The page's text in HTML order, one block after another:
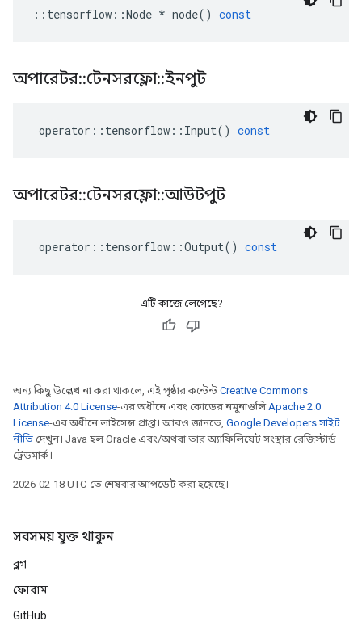
:: tensorflow ::Node * node() const
অপারেটর::টেনসরফ্লো::ইনপুট
operator :: tensorflow :: Input() const
অপারেটর::টেনসরফ্লো::আউটপুট
operator :: tensorflow ::Output() const
এটি কাজে লেগেছে?
অন্য কিছু উল্লেখ না করা থাকলে, এই পৃষ্ঠার কন্টেন্ট Creative Commons
Attribution 4.0 License-এর অধীনে এবং কোডের নমুনাগুলিApache 2.0
License-এর অধীনে লাইসেন্স প্রাপ্ত। আরও জানতে, Google Developers সাইট
নীতি দেখুন। Java হল Oracle এবং/অথবা তার অ্যাফিলিয়েট সংস্থার রেজিস্টার্ড
ট্রেডমার্ক।
2026-02-18 UTC-তে শেষবার আপডেট করা হয়েছে।
সবসময় যুক্ত থাকুন
ব্লগ
ফোরাম
GitHub